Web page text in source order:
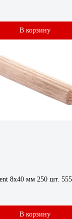
В корзину
8х40 мм 250 шт.
В корзину